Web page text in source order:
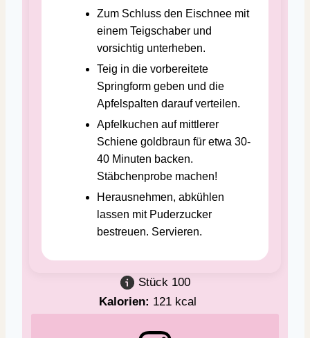
Zum Schluss den Eischnee mit
einem Teigschaber und
vorsichtig unterheben.
Teig in die vorbereitete
Springform geben und die
Apfelspalten darauf verteilen.
Apfelkuchen auf mittlerer
Schiene goldbraun für etwa 30-
40 Minuten backen.
Stäbchenprobe machen!
Herausnehmen, abkühlen
lassen mit Puderzucker
bestreuen. Servieren.
Stück 100
Kalorien: 121 kcal